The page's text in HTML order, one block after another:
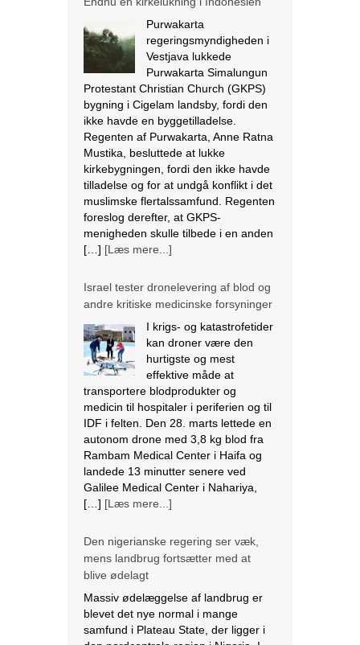
kirkebygningen, fordi den ikke havde
tilladelse og for at undgå konflikt i det
muslimske flertalssamfund. Regenten
foreslog derefter, at GKPS-
menigheden skulle tilbede i en anden
[…][Læs mere...]
Israel tester dronelevering af blod og
andre kritiske medicinske forsyninger
I krigs- og katastrofetider
kan droner være den
hurtigste og mest
effektive måde at
transportere blodprodukter og
IDF i felten. Den 28. marts lettede en
autonom drone med 3,8 kg blod fra
landede 13 minutter senere ved
Galilee Medical Center i Nahariya,
[…][Læs mere...]
Den nigerianske regering ser væk,
mens landbrug fortsætter med at
blive ødelagt
Massiv ødelæggelse af landbrug er
blevet det nye normal i mange
samfund i Plateau State, der ligger i
den nordcentrale region i Nigeria. I
med at blive målrettet af militante.
Lokalbefolkningen beskriver det som
etnisk udrensning. Angriberne bruger
drab, afbrænding af huse og
fødevarelagre og ødelæggelse […]
[Læs mere...]